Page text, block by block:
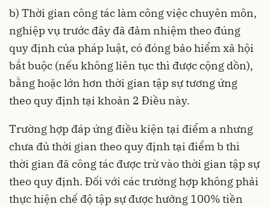
b) Thời gian công tác làm công việc chuyên môn,
nghiệp vụ trước đây đã đảm nhiệm theo đúng
quy định của pháp luật, có đóng bảo hiểm xã hội
bắt buộc (nếu không liên tục thì được cộng dồn),
bằng hoặc lớn hơn thời gian tập sự tương ứng
theo quy định tại khoản 2 Điều này.
Trường hợp đáp ứng điều kiện tại điểm a nhưng
chưa đủ thời gian theo quy định tại điểm b thì
thời gian đã công tác được trừ vào thời gian tập sự
theo quy định. Đối với các trường hợp không phải
thực hiện chế độ tập sự được hưởng 100% tiền